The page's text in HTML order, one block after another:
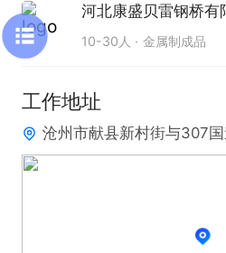
河北康盛贝雷钢桥有
10-30人 金属制成品
工作地址
沧州市献县新村街与307